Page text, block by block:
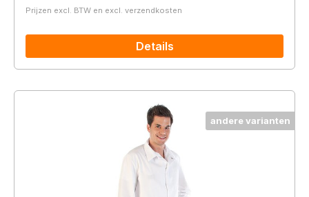
Prijzen excl. BTW en excl. verzendkosten
Details
andere varianten